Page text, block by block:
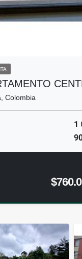
Colombia
1